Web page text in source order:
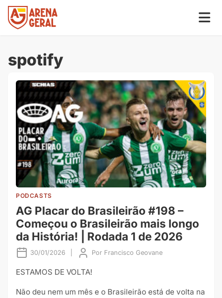
spotify
PODCASTS
AG Placar do Brasileirão #198 –
Começou o Brasileirão mais longo
da História! | Rodada 1 de 2026
30/01/2026 Por Francisco Geovane
ESTAMOS DE VOLTA!
Não deu nem um mês e o Brasileirão está de volta na